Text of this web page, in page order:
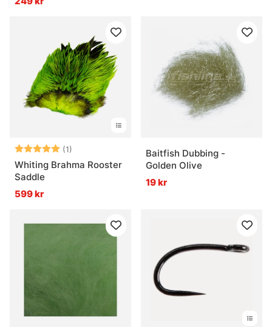
Betyg: (1)
5.0 utav 5 stjärnor
Whiting Brahma Rooster
Saddle
599 kr
Baitfish Dubbing -
Golden Olive
19 kr